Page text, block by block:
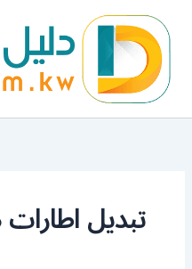
المحتوى
تبديل